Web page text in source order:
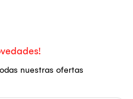
nuestras ofertas